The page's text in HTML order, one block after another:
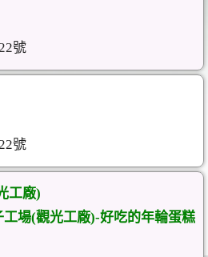
號
號
工廠)
工場(觀光工廠)-好吃的年輪蛋糕